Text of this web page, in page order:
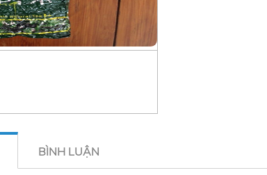
BÌNH LUẬN